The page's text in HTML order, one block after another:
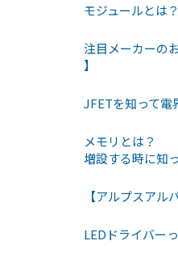
モジュールとは
注目メーカーの
】
JFETを知って電
メモリとは？
増設する時に知
【アルプスアル
LEDドライバー